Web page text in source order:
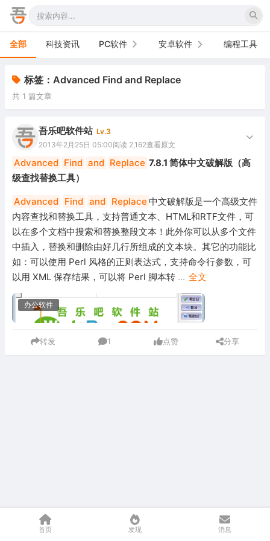
首页 发现 消息
全部 科技资讯 PC软件
办公软件
网络软件
图形图像
游戏娱乐
安全防御
系统下载
系统工具
安卓软件
手机软件
电视软件
车机软件
编程工具
标签：Advanced Find and Replace
共 1 篇文章
吾乐吧软件站 Lv.3
2013年2月25日 05:00阅读 2,162查看原文
Advanced Find and Replace 7.8.1 简体中文破解版（高
级查找替换工具）
Advanced Find and Replace 中文破解版是一个高级文件
内容查找和替换工具，支持普通文本、HTML和RTF文件，可
以在多个文档中搜索和替换整段文本！此外你可以从多个文件
中插入，替换和删除由好几行所组成的文本块。其它的功能比
如：可以使用 Perl 风格的正则表达式，支持命令行参数，可
以用 XML 保存结果，可以将 Perl 脚本转 ... 全文
办公软件
转发 1 点赞 分享